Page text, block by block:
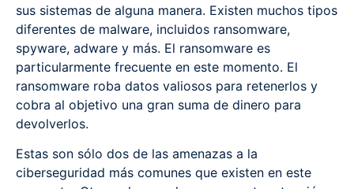
sus sistemas de alguna manera. Existen muchos tipos
diferentes de malware, incluidos ransomware,
spyware, adware y más. El ransomware es
particularmente frecuente en este momento. El
ransomware roba datos valiosos para retenerlos y
cobra al objetivo una gran suma de dinero para
devolverlos.
Estas son sólo dos de las amenazas a la
ciberseguridad más comunes que existen en este